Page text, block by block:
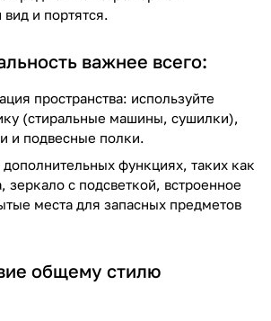
и портятся.
важнее всего:
пространства: используйте
(стиральные машины, сушилки),
и подвесные полки.
функциях, таких как
зеркало с подсветкой, встроенное
места для запасных предметов
общему стилю